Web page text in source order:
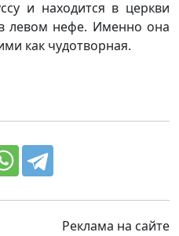
и находится в церкви
левом нефе. Именно она
как чудотворная.
Реклама на сайте